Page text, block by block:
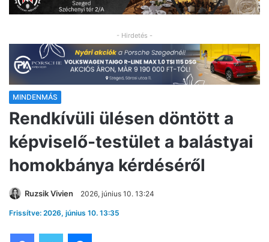
- Hirdetés -
MINDENMÁS
Rendkívüli ülésen döntött a
képviselő-testület a balástyai
homokbánya kérdéséről
Ruzsik Vivien 2026, június 10. 13:24
Frissítve: 2026, június 10. 13:35